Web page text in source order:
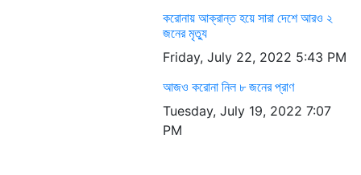
করোনায় আক্রান্ত হয়ে সারা দেশে আরও ২
জনের মৃত্যু
Friday, July 22, 2022 5:43 PM
আজও করোনা নিল ৮ জনের প্রাণ
Tuesday, July 19, 2022 7:07
PM